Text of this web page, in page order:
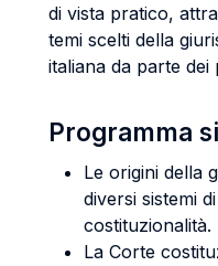
di vista pratico,
temi scelti della
italiana da parte
Programma
Le origini della
diversi sistemi
costituzionalità.
La Corte